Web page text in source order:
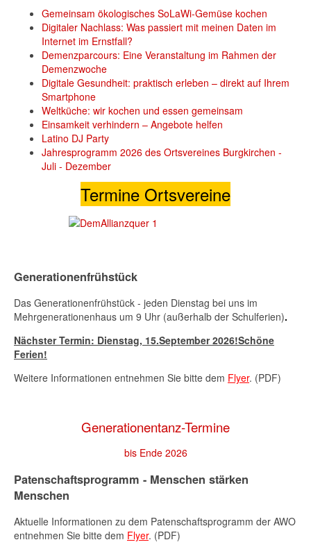
Gemeinsam ökologisches SoLaWi-Gemüse kochen
Digitaler Nachlass: Was passiert mit meinen Daten im
Internet im Ernstfall?
Demenzparcours: Eine Veranstaltung im Rahmen der
Demenzwoche
Digitale Gesundheit: praktisch erleben – direkt auf Ihrem
Smartphone
Weltküche: wir kochen und essen gemeinsam
Einsamkeit verhindern – Angebote helfen
Latino DJ Party
Jahresprogramm 2026 des Ortsvereines Burgkirchen -
Juli - Dezember
Termine Ortsvereine
Generationenfrühstück
Das Generationenfrühstück - jeden Dienstag bei uns im
Mehrgenerationenhaus um 9 Uhr (außerhalb der Schulferien).
Nächster Termin: Dienstag, 15.September 2026!Schöne
Ferien!
Weitere Informationen entnehmen Sie bitte dem Flyer. (PDF)
Generationentanz-Termine
bis Ende 2026
Patenschaftsprogramm - Menschen stärken
Menschen
Aktuelle Informationen zu dem Patenschaftsprogramm der AWO
entnehmen Sie bitte dem Flyer. (PDF)